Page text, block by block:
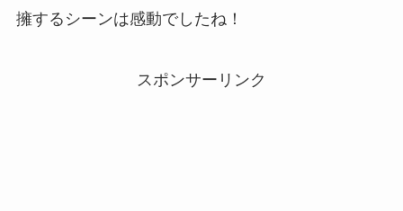
擁するシーンは感動でしたね！
スポンサーリンク